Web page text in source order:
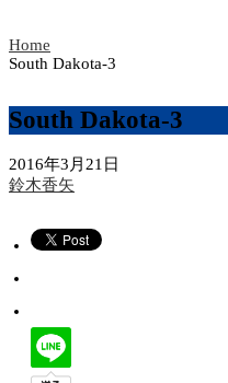
Home
South Dakota-3
South Dakota-3
2016年3月21日
鈴木香矢